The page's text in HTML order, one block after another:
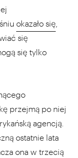
okazało się
się
się tylko
przejmą po niej
agencją.
ostatnie lata
ona w trzecią